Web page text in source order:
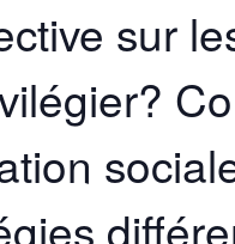
sur